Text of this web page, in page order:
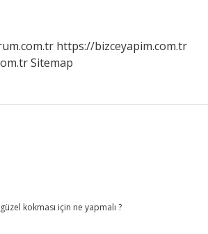
https://bizceyapim.com.tr
Sitemap
kokması için ne yapmalı ?